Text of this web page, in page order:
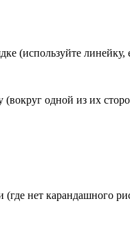
(используйте
одной из их
нет карандашного